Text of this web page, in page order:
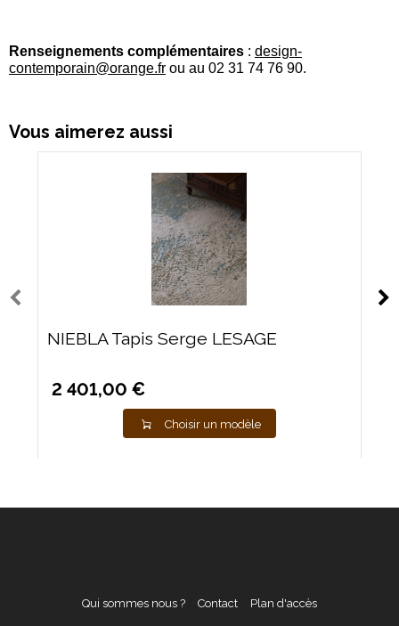
Renseignements complémentaires : design-
contemporain@orange.fr ou au 02 31 74 76 90.
Vous aimerez aussi
NIEBLA Tapis Serge LESAGE
2 401,00 €
Choisir un modèle
Qui sommes nous ? Contact Plan d'accès